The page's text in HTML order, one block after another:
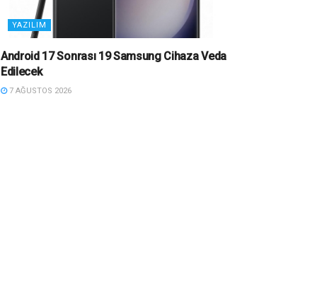
YAZILIM
Android 17 Sonrası 19 Samsung Cihaza Veda
Edilecek
7 AĞUSTOS 2026